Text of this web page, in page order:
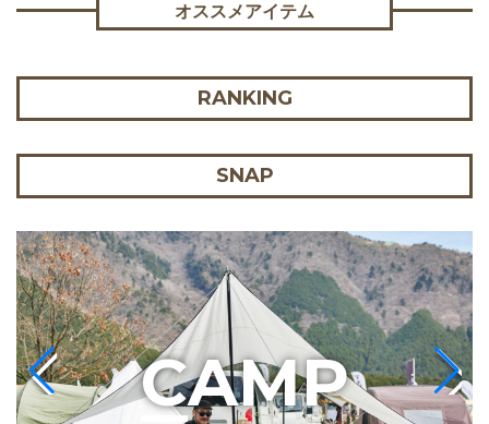
オススメアイテム
RANKING
SNAP
CAMP